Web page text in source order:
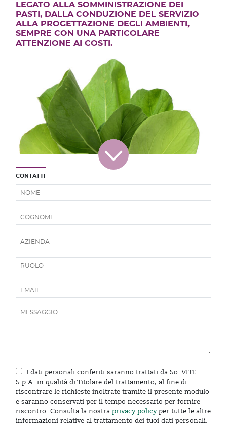
LEGATO ALLA SOMMINISTRAZIONE DEI
PASTI, DALLA CONDUZIONE DEL SERVIZIO
ALLA PROGETTAZIONE DEGLI AMBIENTI,
SEMPRE CON UNA PARTICOLARE
ATTENZIONE AI COSTI.
CONTATTI
I dati personali conferiti saranno trattati da So. VITE
S.p.A. in qualità di Titolare del trattamento, al fine di
riscontrare le richieste inoltrate tramite il presente modulo
e saranno conservati per il tempo necessario per fornire
riscontro. Consulta la nostra privacy policyper tutte le altre
informazioni relative al trattamento dei tuoi dati personali.